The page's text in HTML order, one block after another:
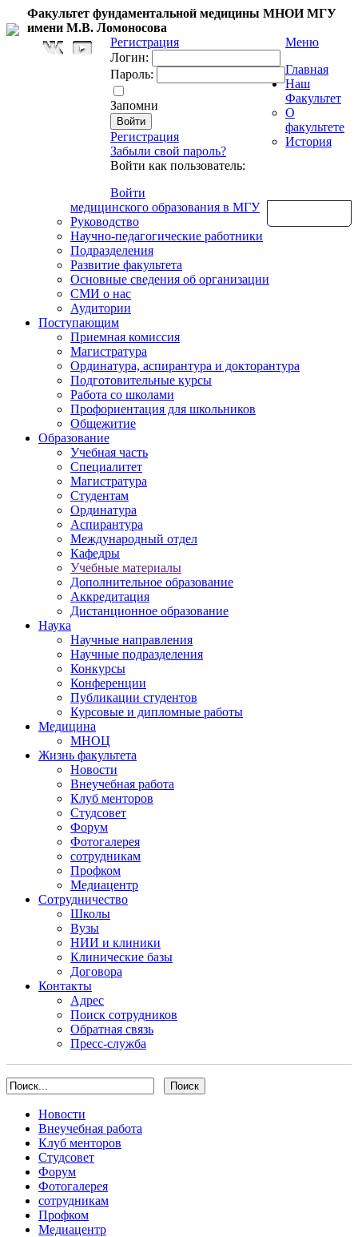
Факультет фундаментальной медицины МНОИ МГУ
имени М.В. Ломоносова
Регистрация
Логин:
Пароль:
Запомни
Регистрация
Забыли свой пароль?
Войти как пользователь:
Войти
Меню
Главная
Наш
Факультет
О
факультете
История
медицинского образования в МГУ
Руководство
Научно-педагогические работники
Подразделения
Развитие факультета
Основные сведения об организации
СМИ о нас
Аудитории
Поступающим
Приемная комиссия
Магистратура
Ординатура, аспирантура и докторантура
Подготовительные курсы
Работа со школами
Профориентация для школьников
Общежитие
Образование
Учебная часть
Специалитет
Магистратура
Студентам
Ординатура
Аспирантура
Международный отдел
Кафедры
Учебные материалы
Дополнительное образование
Аккредитация
Дистанционное образование
Наука
Научные направления
Научные подразделения
Конкурсы
Конференции
Публикации студентов
Курсовые и дипломные работы
Медицина
МНОЦ
Жизнь факультета
Новости
Внеучебная работа
Клуб менторов
Студсовет
Форум
Фотогалерея
сотрудникам
Профком
Медиацентр
Сотрудничество
Школы
Вузы
НИИ и клиники
Клинические базы
Договора
Контакты
Адрес
Поиск сотрудников
Обратная связь
Пресс-служба
Новости
Внеучебная работа
Клуб менторов
Студсовет
Форум
Фотогалерея
сотрудникам
Профком
Медиацентр